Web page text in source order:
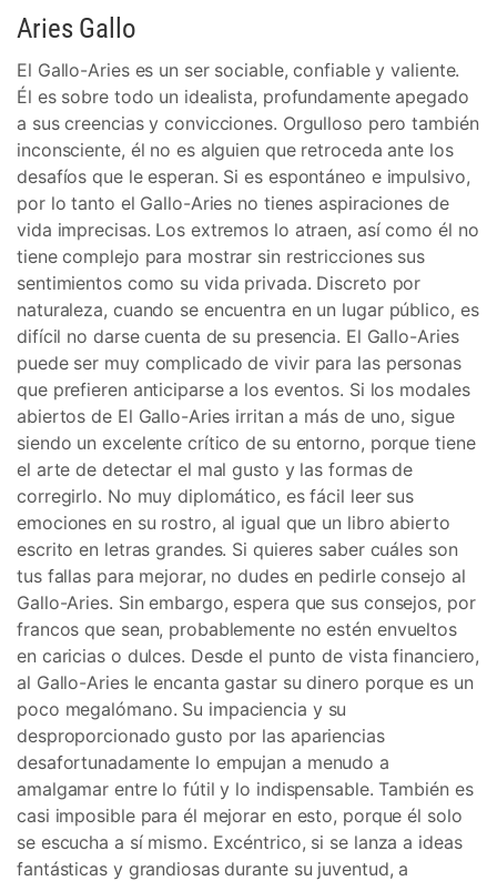
Aries Gallo
El Gallo-Aries es un ser sociable, confiable y valiente.
Él es sobre todo un idealista, profundamente apegado
a sus creencias y convicciones. Orgulloso pero también
inconsciente, él no es alguien que retroceda ante los
desafíos que le esperan. Si es espontáneo e impulsivo,
por lo tanto el Gallo-Aries no tienes aspiraciones de
vida imprecisas. Los extremos lo atraen, así como él no
tiene complejo para mostrar sin restricciones sus
sentimientos como su vida privada. Discreto por
naturaleza, cuando se encuentra en un lugar público, es
difícil no darse cuenta de su presencia. El Gallo-Aries
puede ser muy complicado de vivir para las personas
que prefieren anticiparse a los eventos. Si los modales
abiertos de El Gallo-Aries irritan a más de uno, sigue
siendo un excelente crítico de su entorno, porque tiene
el arte de detectar el mal gusto y las formas de
corregirlo. No muy diplomático, es fácil leer sus
emociones en su rostro, al igual que un libro abierto
escrito en letras grandes. Si quieres saber cuáles son
tus fallas para mejorar, no dudes en pedirle consejo al
Gallo-Aries. Sin embargo, espera que sus consejos, por
francos que sean, probablemente no estén envueltos
en caricias o dulces. Desde el punto de vista financiero,
al Gallo-Aries le encanta gastar su dinero porque es un
poco megalómano. Su impaciencia y su
desproporcionado gusto por las apariencias
desafortunadamente lo empujan a menudo a
amalgamar entre lo fútil y lo indispensable. También es
casi imposible para él mejorar en esto, porque él solo
se escucha a sí mismo. Excéntrico, si se lanza a ideas
fantásticas y grandiosas durante su juventud, a